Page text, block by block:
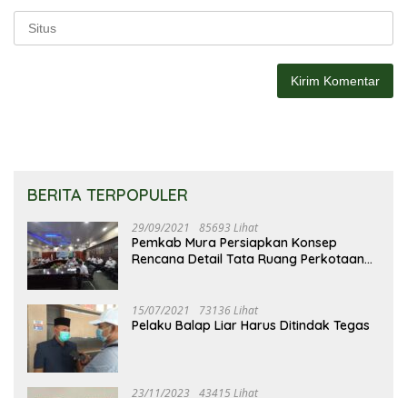
BERITA TERPOPULER
29/09/2021 85693 Lihat
Pemkab Mura Persiapkan Konsep
Rencana Detail Tata Ruang Perkotaan
15/07/2021 73136 Lihat
Pelaku Balap Liar Harus Ditindak Tegas
23/11/2023 43415 Lihat